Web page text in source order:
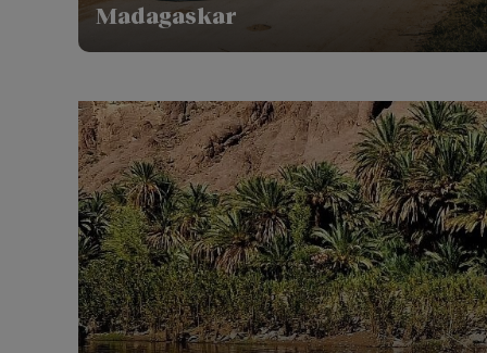
Madagaskar